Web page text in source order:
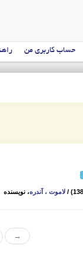
حساب کاربری من
/ لاموت ، آندره، نویسنده
→